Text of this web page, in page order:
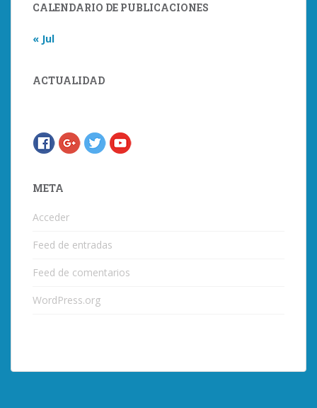
CALENDARIO DE PUBLICACIONES
« Jul
ACTUALIDAD
META
Acceder
Feed de entradas
Feed de comentarios
WordPress.org